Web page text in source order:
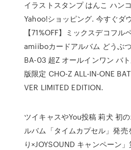
イラストスタンプ はんこ ハン
Yahoo!ショッピング. 今すぐダ
【71%OFF】ミックスデコフル
amiiboカードアルバム どうぶ
BA-03 超Z オールインワン バ
版限定 CHO-Z ALL-IN-ONE
VER LIMITED EDITION.
ツイキャスやYou投稿 莉犬 初
ルバム「タイムカプセル」発
り×JOYSOUND キャンペーン